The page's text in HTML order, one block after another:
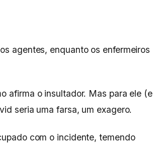
agentes, enquanto os enfermeiros
afirma o insultador. Mas para ele (e
seria uma farsa, um exagero.
com o incidente, temendo